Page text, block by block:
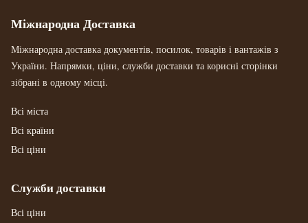
Міжнародна Доставка
Міжнародна доставка документів, посилок, товарів і вантажів з
України. Напрямки, ціни, служби доставки та корисні сторінки
зібрані в одному місці.
Всі міста
Всі країни
Всі ціни
Служби доставки
Всі ціни